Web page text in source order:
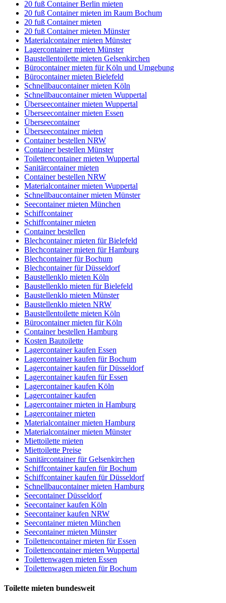
20 fuß Container Berlin mieten
20 fuß Container mieten im Raum Bochum
20 fuß Container mieten
20 fuß Container mieten Münster
Materialcontainer mieten Münster
Lagercontainer mieten Münster
Baustellentoilette mieten Gelsenkirchen
Bürocontainer mieten für Köln und Umgebung
Bürocontainer mieten Bielefeld
Schnellbaucontainer mieten Köln
Schnellbaucontainer mieten Wuppertal
Überseecontainer mieten Wuppertal
Überseecontainer mieten Essen
Überseecontainer
Überseecontainer mieten
Container bestellen NRW
Container bestellen Münster
Toilettencontainer mieten Wuppertal
Sanitärcontainer mieten
Container bestellen NRW
Materialcontainer mieten Wuppertal
Schnellbaucontainer mieten Münster
Seecontainer mieten München
Schiffcontainer
Schiffcontainer mieten
Container bestellen
Blechcontainer mieten für Bielefeld
Blechcontainer mieten für Hamburg
Blechcontainer für Bochum
Blechcontainer für Düsseldorf
Baustellenklo mieten Köln
Baustellenklo mieten für Bielefeld
Baustellenklo mieten Münster
Baustellenklo mieten NRW
Baustellentoilette mieten Köln
Bürocontainer mieten für Köln
Container bestellen Hamburg
Kosten Bautoilette
Lagercontainer kaufen Essen
Lagercontainer kaufen für Bochum
Lagercontainer kaufen für Düsseldorf
Lagercontainer kaufen für Essen
Lagercontainer kaufen Köln
Lagercontainer kaufen
Lagercontainer mieten in Hamburg
Lagercontainer mieten
Materialcontainer mieten Hamburg
Materialcontainer mieten Münster
Miettoilette mieten
Miettoilette Preise
Sanitärcontainer für Gelsenkirchen
Schiffcontainer kaufen für Bochum
Schiffcontainer kaufen für Düsseldorf
Schnellbaucontainer mieten Hamburg
Seecontainer Düsseldorf
Seecontainer kaufen Köln
Seecontainer kaufen NRW
Seecontainer mieten München
Seecontainer mieten Münster
Toilettencontainer mieten für Essen
Toilettencontainer mieten Wuppertal
Toilettenwagen mieten Essen
Toilettenwagen mieten für Bochum
Toilette mieten bundesweit